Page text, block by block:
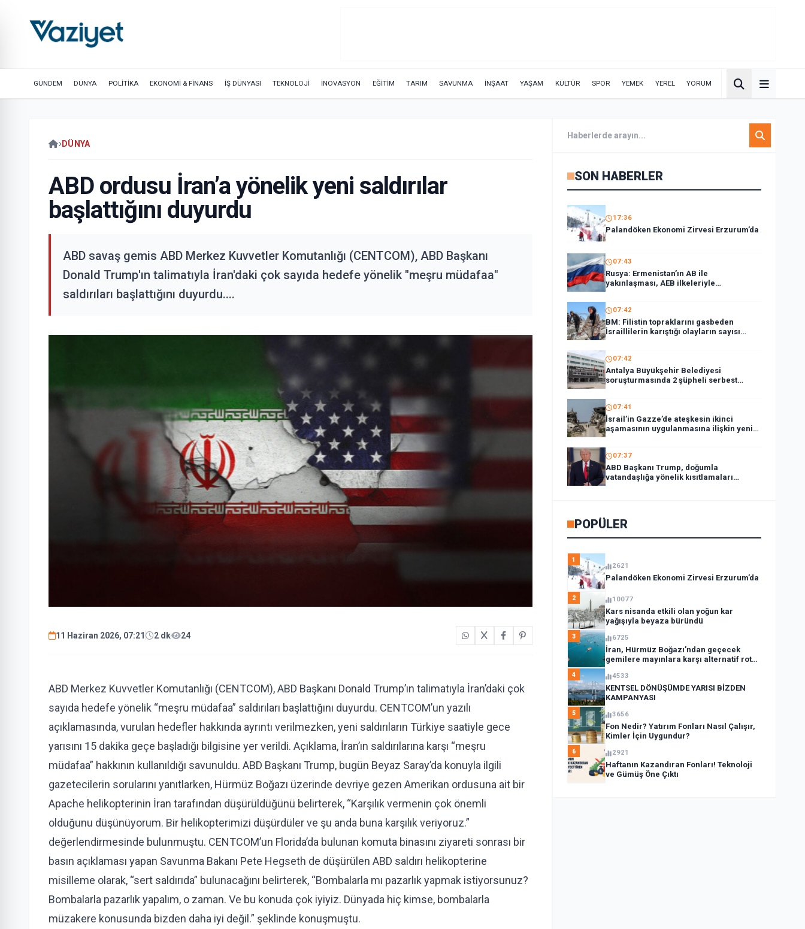
GÜNDEM DÜNYA POLİTİKA EKONOMİ & FİNANS İŞ DÜNYASI TEKNOLOJİ İNOVASYON EĞİTİM TARIM SAVUNMA İNŞAAT YAŞAM KÜLTÜR SPOR YEMEK YEREL YORUM
DÜNYA
ABD ordusu İran’a yönelik yeni saldırılar
başlattığını duyurdu
ABD savaş gemis ABD Merkez Kuvvetler Komutanlığı (CENTCOM), ABD Başkanı
Donald Trump'ın talimatıyla İran'daki çok sayıda hedefe yönelik "meşru müdafaa"
saldırıları başlattığını duyurdu....
11 Haziran 2026, 07:21 2 dk 24
ABD Merkez Kuvvetler Komutanlığı (CENTCOM), ABD Başkanı Donald Trump’ın talimatıyla İran’daki çok
sayıda hedefe yönelik “meşru müdafaa” saldırıları başlattığını duyurdu. CENTCOM’un yazılı
açıklamasında, vurulan hedefler hakkında ayrıntı verilmezken, yeni saldırıların Türkiye saatiyle gece
yarısını 15 dakika geçe başladığı bilgisine yer verildi. Açıklama, İran’ın saldırılarına karşı “meşru
müdafaa” hakkının kullanıldığı savunuldu. ABD Başkanı Trump, bugün Beyaz Saray’da konuyla ilgili
gazetecilerin sorularını yanıtlarken, Hürmüz Boğazı üzerinde devriye gezen Amerikan ordusuna ait bir
Apache helikopterinin İran tarafından düşürüldüğünü belirterek, “Karşılık vermenin çok önemli
olduğunu düşünüyorum. Bir helikopterimizi düşürdüler ve şu anda buna karşılık veriyoruz.”
değerlendirmesinde bulunmuştu. CENTCOM’un Florida’da bulunan komuta binasını ziyareti sonrası bir
basın açıklaması yapan Savunma Bakanı Pete Hegseth de düşürülen ABD saldırı helikopterine
misilleme olarak, “sert saldırıda” bulunacağını belirterek, “Bombalarla mı pazarlık yapmak istiyorsunuz?
Bombalarla pazarlık yapalım, o zaman. Ve bu konuda çok iyiyiz. Dünyada hiç kimse, bombalarla
müzakere konusunda bizden daha iyi değil.” şeklinde konuşmuştu.
SON HABERLER
17:36
Palandöken Ekonomi Zirvesi Erzurum’da
07:43
Rusya: Ermenistan’ın AB ile
yakınlaşması, AEB ilkeleriyle
bağdaşmıyor
07:42
BM: Filistin topraklarını gasbeden
İsraillilerin karıştığı olayların sayısı
1380’i aştı
07:42
Antalya Büyükşehir Belediyesi
soruşturmasında 2 şüpheli serbest
bırakıldı
07:41
İsrail’in Gazze’de ateşkesin ikinci
aşamasının uygulanmasına ilişkin yeni
yol haritasını reddettiği bildirildi
07:37
ABD Başkanı Trump, doğumla
vatandaşlığa yönelik kısıtlamaları
genişleten kararnameler imzaladı
POPÜLER
1
2621
Palandöken Ekonomi Zirvesi Erzurum’da
2 10077
Kars nisanda etkili olan yoğun kar
yağışıyla beyaza büründü
3 6725
İran, Hürmüz Boğazı’ndan geçecek
gemilere mayınlara karşı alternatif rota
4 4533
KENTSEL DÖNÜŞÜMDE YARISI BİZDEN
KAMPANYASI
5 3656
Fon Nedir? Yatırım Fonları Nasıl Çalışır,
Kimler İçin Uygundur?
6 2921
Haftanın Kazandıran Fonları! Teknoloji
ve Gümüş Öne Çıktı